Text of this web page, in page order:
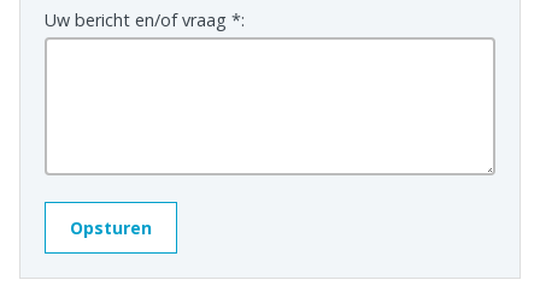
Uw bericht en/of vraag *: